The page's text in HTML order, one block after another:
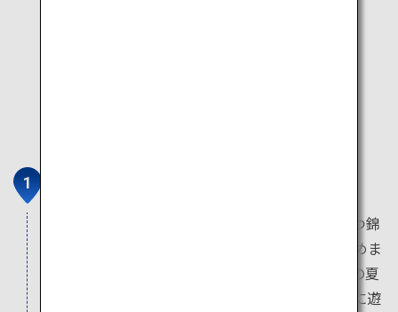
美しい五連アーチの木造橋で日本三名橋のひとつ錦
帯橋。鑑賞だけでなく季節ごとの遊覧船も楽しめま
す。鵜を使って鮎を獲る漁法「鵜飼」は錦帯橋の夏
の風物詩で、ライトアップされた錦帯橋を背景に遊